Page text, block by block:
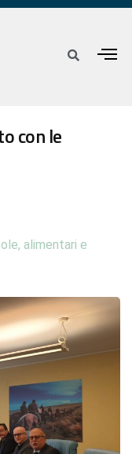
con le
alimentari e